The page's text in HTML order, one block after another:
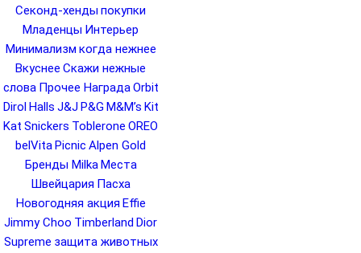
Секонд-хенды покупки
Младенцы Интерьер
Минимализм когда нежнее
Вкуснее Скажи нежные
слова Прочее НаградаOrbit
Dirol Halls J&J P&G M&M’s Kit
Kat Snickers Toblerone OREO
belVita Picnic Alpen Gold
Бренды Milka Места
Швейцария Пасха
Новогодняя акция Effie
Jimmy Choo Timberland Dior
Supreme защита животных